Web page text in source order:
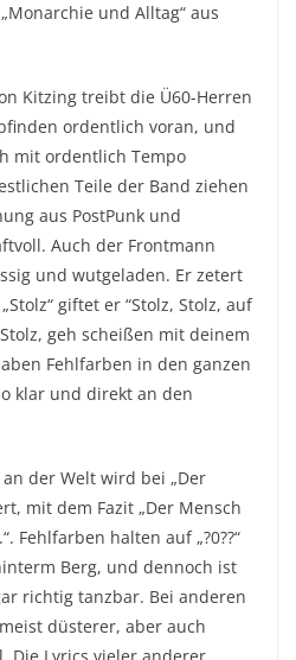
und Alltag“ aus
Kitzing treibt die Ü60-Herren
ordentlich voran, und
mit ordentlich Tempo
Teile der Band ziehen
aus PostPunk und
Auch der Frontmann
und wutgeladen. Er zetert
giftet er “Stolz, Stolz, auf
geh scheißen mit deinem
Fehlfarben in den ganzen
klar und direkt an den
der Welt wird bei „Der
mit dem Fazit „Der Mensch
Fehlfarben halten auf „?0??“
Berg, und dennoch ist
richtig tanzbar. Bei anderen
düsterer, aber auch